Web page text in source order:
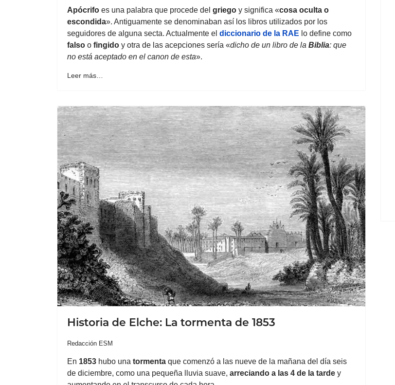
Apócrifo es una palabra que procede del griego y significa «cosa oculta o
escondida». Antiguamente se denominaban así los libros utilizados por los
seguidores de alguna secta. Actualmente el diccionario de la RAE lo define como
falso o fingido y otra de las acepciones sería «dicho de un libro de la Biblia: que
no está aceptado en el canon de esta».
Leer más…
Historia de Elche: La tormenta de 1853
Redacción ESM
En 1853 hubo una tormenta que comenzó a las nueve de la mañana del día seis
de diciembre, como una pequeña lluvia suave, arreciando a las 4 de la tarde y